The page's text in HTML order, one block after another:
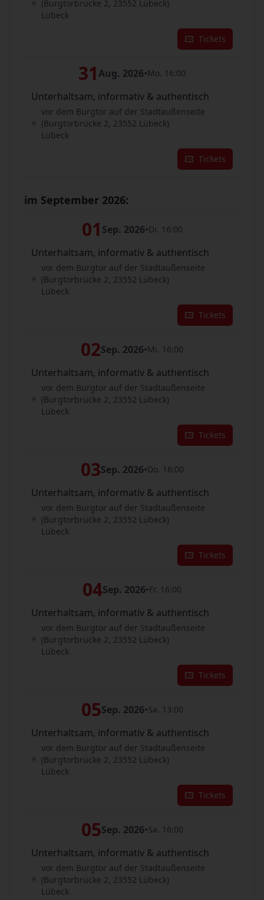
(Burgtorbrücke 2, 23552 Lübeck)
Lübeck
Tickets
31 Aug. 2026•Mo. 16:00
Unterhaltsam, informativ & authentisch
vor dem Burgtor auf der Stadtaußenseite
(Burgtorbrücke 2, 23552 Lübeck)
Lübeck
Tickets
im September 2026:
01 Sep. 2026•Di. 16:00
Unterhaltsam, informativ & authentisch
vor dem Burgtor auf der Stadtaußenseite
(Burgtorbrücke 2, 23552 Lübeck)
Lübeck
Tickets
02Sep. 2026•Mi. 16:00
Unterhaltsam, informativ & authentisch
vor dem Burgtor auf der Stadtaußenseite
(Burgtorbrücke 2, 23552 Lübeck)
Lübeck
Tickets
03Sep. 2026•Do. 16:00
Unterhaltsam, informativ & authentisch
vor dem Burgtor auf der Stadtaußenseite
(Burgtorbrücke 2, 23552 Lübeck)
Lübeck
Tickets
04Sep. 2026•Fr. 16:00
Unterhaltsam, informativ & authentisch
vor dem Burgtor auf der Stadtaußenseite
(Burgtorbrücke 2, 23552 Lübeck)
Lübeck
Tickets
05Sep. 2026•Sa. 13:00
Unterhaltsam, informativ & authentisch
vor dem Burgtor auf der Stadtaußenseite
(Burgtorbrücke 2, 23552 Lübeck)
Lübeck
Tickets
05Sep. 2026•Sa. 16:00
Unterhaltsam, informativ & authentisch
vor dem Burgtor auf der Stadtaußenseite
(Burgtorbrücke 2, 23552 Lübeck)
Lübeck